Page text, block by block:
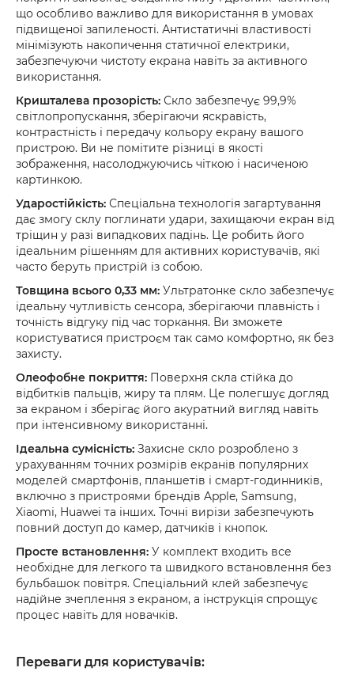
що особливо важливо для використання в умовах
підвищеної запиленості. Антистатичні властивості
мінімізують накопичення статичної електрики,
забезпечуючи чистоту екрана навіть за активного
використання.
Кришталева прозорість: Скло забезпечує 99,9%
світлопропускання, зберігаючи яскравість,
контрастність і передачу кольору екрану вашого
пристрою. Ви не помітите різниці в якості
зображення, насолоджуючись чіткою і насиченою
картинкою.
Ударостійкість: Спеціальна технологія загартування
дає змогу склу поглинати удари, захищаючи екран від
тріщин у разі випадкових падінь. Це робить його
ідеальним рішенням для активних користувачів, які
часто беруть пристрій із собою.
Товщина всього 0,33 мм: Ультратонке скло забезпечує
ідеальну чутливість сенсора, зберігаючи плавність і
точність відгуку під час торкання. Ви зможете
користуватися пристроєм так само комфортно, як без
захисту.
Олеофобне покриття: Поверхня скла стійка до
відбитків пальців, жиру та плям. Це полегшує догляд
за екраном і зберігає його акуратний вигляд навіть
при інтенсивному використанні.
Ідеальна сумісність: Захисне скло розроблено з
урахуванням точних розмірів екранів популярних
моделей смартфонів, планшетів і смарт-годинників,
включно з пристроями брендів Apple, Samsung,
Xiaomi, Huawei та інших. Точні вирізи забезпечують
повний доступ до камер, датчиків і кнопок.
Просте встановлення: У комплект входить все
необхідне для легкого та швидкого встановлення без
бульбашок повітря. Спеціальний клей забезпечує
надійне зчеплення з екраном, а інструкція спрощує
процес навіть для новачків.
Переваги для користувачів: